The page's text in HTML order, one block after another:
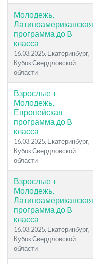
Молодежь,
Латиноамериканская
программа до B
класса
16.03.2025, Екатеринбург,
Кубок Свердловской
области
Взрослые +
Молодежь,
Европейская
программа до B
класса
16.03.2025, Екатеринбург,
Кубок Свердловской
области
Взрослые +
Молодежь,
Латиноамериканская
программа до B
класса
16.03.2025, Екатеринбург,
Кубок Свердловской
области